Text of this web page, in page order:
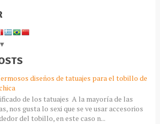
▼
diseños de tatuajes para el tobillo de
de los tatuajes A la mayoría de las
nos gusta lo sexi que se ve usar accesorios
del tobillo, en este caso n...